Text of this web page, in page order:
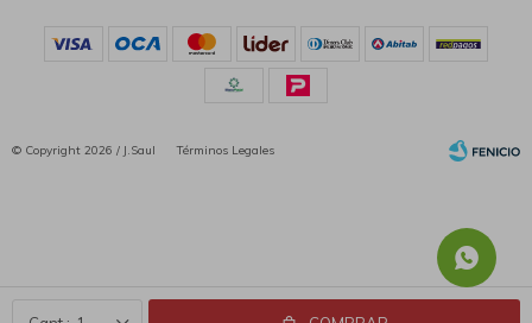
© Copyright 2026 / J.Saul Términos Legales